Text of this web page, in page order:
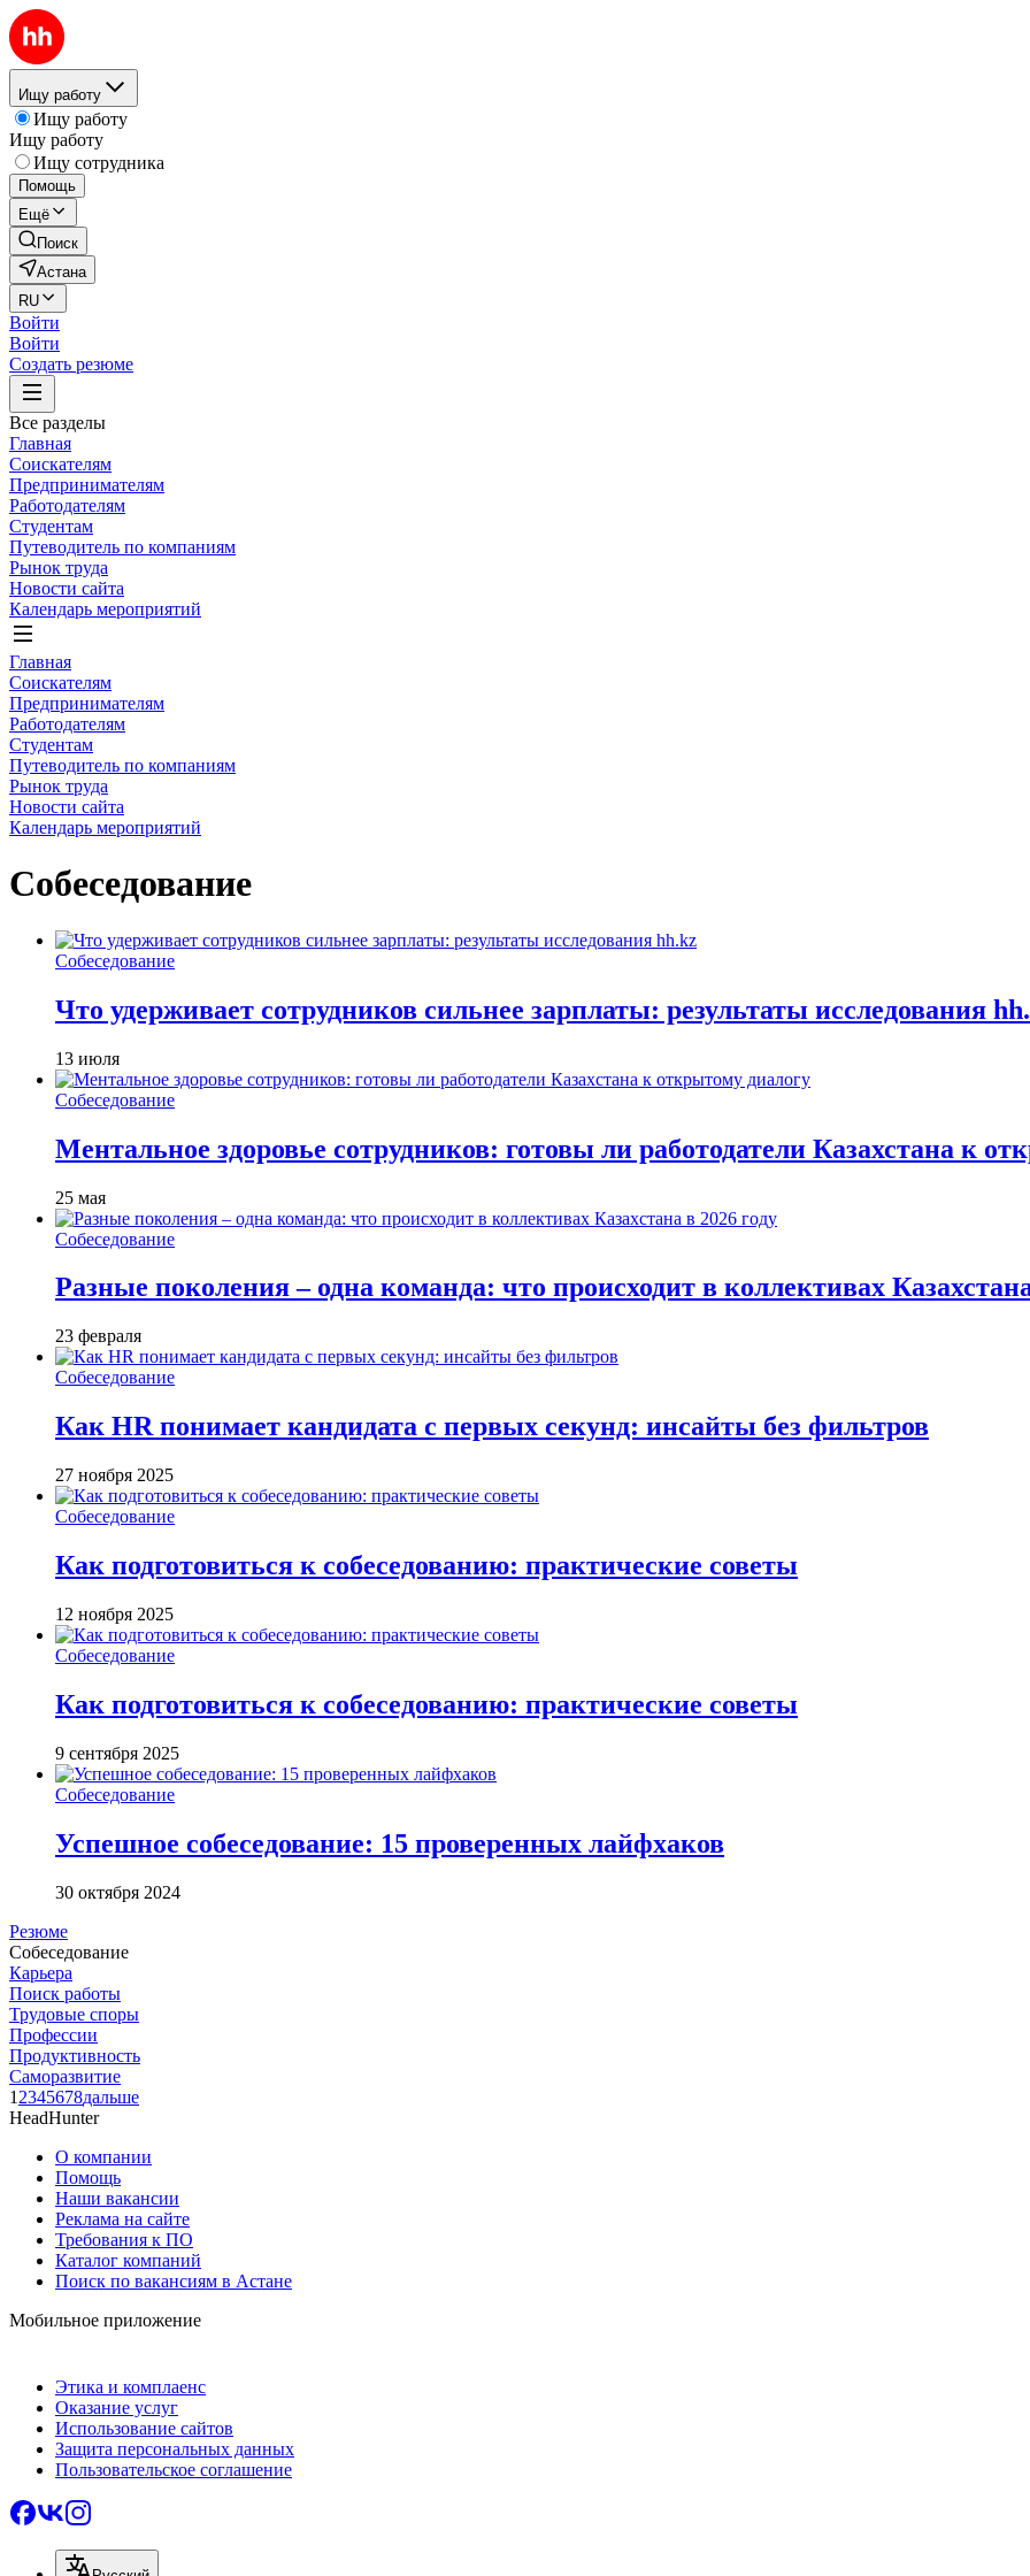
Ищу работу
Ищу работу
Ищу работу
Ищу сотрудника
Помощь
Ещё
Поиск
Астана
RU
Войти
Войти
Создать резюме
Все разделы
Главная
Соискателям
Предпринимателям
Работодателям
Студентам
Путеводитель по компаниям
Рынок труда
Новости сайта
Календарь мероприятий
Главная
Соискателям
Предпринимателям
Работодателям
Студентам
Путеводитель по компаниям
Рынок труда
Новости сайта
Календарь мероприятий
Собеседование
Собеседование
Что удерживает сотрудников сильнее зарплаты: результаты исследования
13 июля
Собеседование
Ментальное здоровье сотрудников: готовы ли работодатели Казахстана к
25 мая
Собеседование
Разные поколения – одна команда: что происходит в коллективах
23 февраля
Собеседование
Как HR понимает кандидата с первых секунд: инсайты без фильтров
27 ноября 2025
Собеседование
Как подготовиться к собеседованию: практические советы
12 ноября 2025
Собеседование
Как подготовиться к собеседованию: практические советы
9 сентября 2025
Собеседование
Успешное собеседование: 15 проверенных лайфхаков
30 октября 2024
Резюме
Собеседование
Карьера
Поиск работы
Трудовые споры
Профессии
Продуктивность
Саморазвитие
1 2345678дальше
HeadHunter
О компании
Помощь
Наши вакансии
Реклама на сайте
Требования к ПО
Каталог компаний
Поиск по вакансиям в Астане
Мобильное приложение
Этика и комплаенс
Оказание услуг
Использование сайтов
Защита персональных данных
Пользовательское соглашение